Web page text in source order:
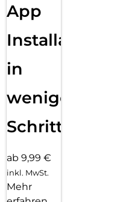
App
Installation
in
wenigen
Schritten
ab 9,99 €
inkl. MwSt.
Mehr